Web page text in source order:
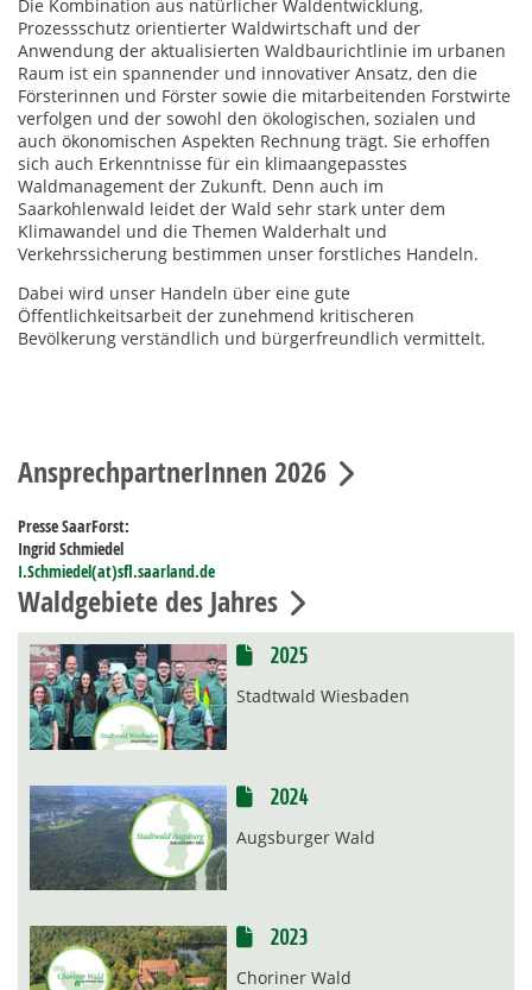
Die Kombination aus natürlicher Waldentwicklung,
Prozessschutz orientierter Waldwirtschaft und der
Anwendung der aktualisierten Waldbaurichtlinie im urbanen
Raum ist ein spannender und innovativer Ansatz, den die
Försterinnen und Förster sowie die mitarbeitenden Forstwirte
verfolgen und der sowohl den ökologischen, sozialen und
auch ökonomischen Aspekten Rechnung trägt. Sie erhoffen
sich auch Erkenntnisse für ein klimaangepasstes
Waldmanagement der Zukunft. Denn auch im
Saarkohlenwald leidet der Wald sehr stark unter dem
Klimawandel und die Themen Walderhalt und
Verkehrssicherung bestimmen unser forstliches Handeln.
Dabei wird unser Handeln über eine gute
Öffentlichkeitsarbeit der zunehmend kritischeren
Bevölkerung verständlich und bürgerfreundlich vermittelt.
AnsprechpartnerInnen 2026
Presse SaarForst:
Ingrid Schmiedel
I.Schmiedel(at)sfl.saarland.de
Waldgebiete des Jahres
2025
Stadtwald Wiesbaden
2024
Augsburger Wald
2023
Choriner Wald